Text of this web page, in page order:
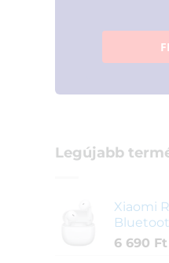
Legújabb
Xiaomi
6 690 Ft